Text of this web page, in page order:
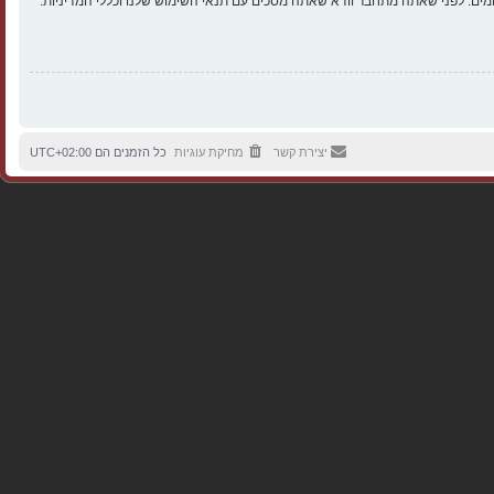
כל הזמנים הם UTC+02:00 מחיקת עוגיות יצירת קשר